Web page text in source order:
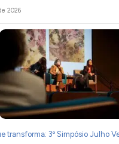
2026
transforma: 3º Simpósio Julho